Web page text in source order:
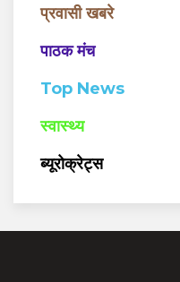
प्रवासी खबरे
पाठक मंच
Top News
स्वास्थ्य
ब्यूरोक्रेट्स